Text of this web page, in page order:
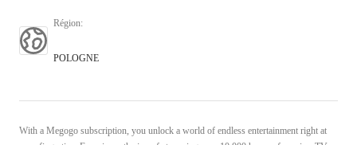
Région:
POLOGNE
With a Megogo subscription, you unlock a world of endless entertainment right at